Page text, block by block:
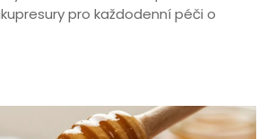
pro každodenní péči o